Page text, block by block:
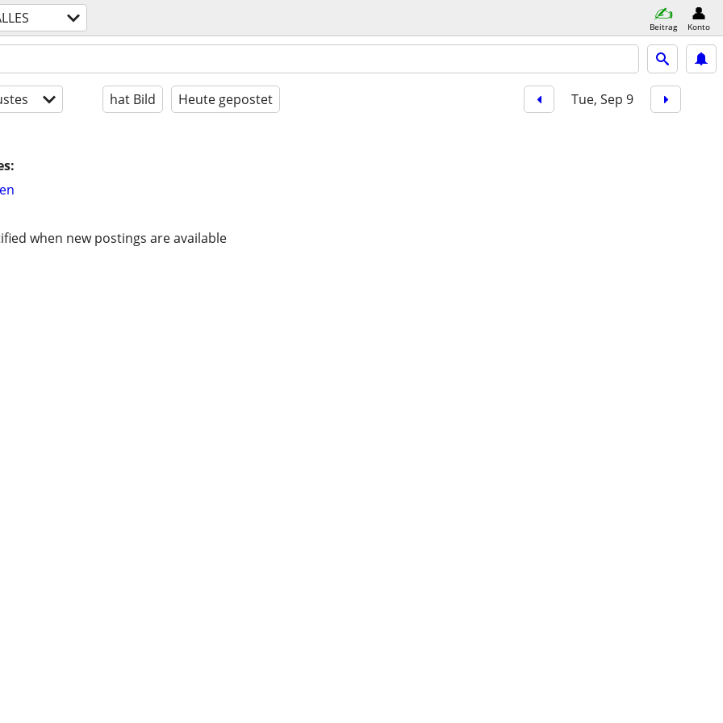
Beitrag Konto
hat Bild Heute gepostet Tue, Sep 9
when new postings are available